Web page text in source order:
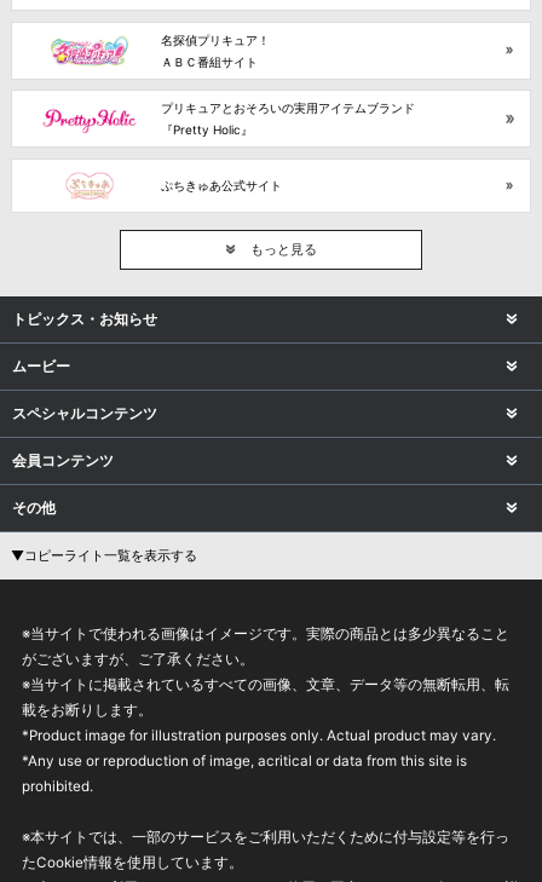
名探偵プリキュア！
ＡＢＣ番組サイト
プリキュアとおそろいの実用アイテムブランド
『Pretty Holic』
ぷちきゅあ公式サイト
もっと見る
トピックス・お知らせ
ムービー
スペシャルコンテンツ
会員コンテンツ
その他
▼コピーライト一覧を表示する
※当サイトで使われる画像はイメージです。実際の商品とは多少異なること
がございますが、ご了承ください。
※当サイトに掲載されているすべての画像、文章、データ等の無断転用、転
載をお断りします。
*Product image for illustration purposes only. Actual product may vary.
*Any use or reproduction of image, acritical or data from this site is
prohibited.
※本サイトでは、一部のサービスをご利用いただくために付与設定等を行っ
たCookie情報を使用しています。